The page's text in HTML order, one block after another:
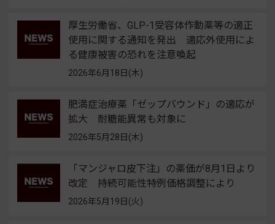
厚生労働省、GLP-1受容体作動薬等の適正
使用に関する通知を発出 適応外使用によ
る健康被害の恐れを注意喚起
2026年6月18日(木)
肥満症治療薬「ゼップバウンド」の適応が
拡大 耐糖能異常も対象に
2026年5月28日(木)
「マンジャロ皮下注」の薬価が8月1日より
改定 持続可能性特例価格調整により
2026年5月19日(火)